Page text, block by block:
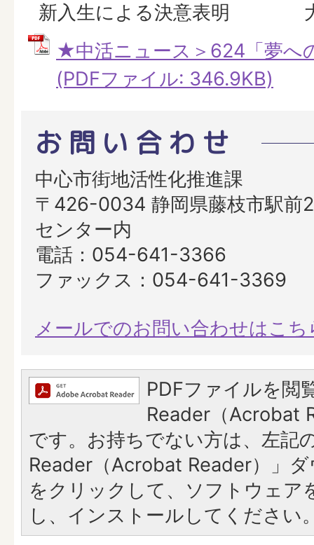
新入生による決意表明
★中活ニュース＞624「夢へ
(PDFファイル: 346.9KB)
お問い合わせ
中心市街地活性化推進課
〒426-0034 静岡県藤枝市駅前
センター内
電話：054-641-3366
ファックス：054-641-3369
メールでのお問い合わせはこち
PDFファイルを閲
Reader（Acrobat
です。お持ちでない方は、左記
Reader（Acrobat Reader）」
をクリックして、ソフトウェア
し、インストールしてください